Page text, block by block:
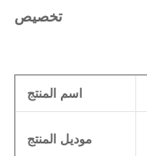
تخصيص
اسم المنتج
موديل المنتج